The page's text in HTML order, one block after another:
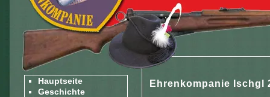
Hauptseite
Geschichte
Ehrenkompanie Ischgl